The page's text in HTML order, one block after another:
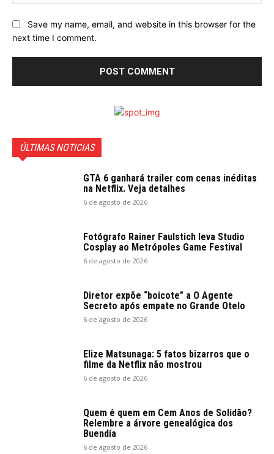
Save my name, email, and website in this browser for the
next time I comment.
ÚLTIMAS NOTICIAS
GTA 6 ganhará trailer com cenas inéditas
na Netflix. Veja detalhes
6 de agosto de 2026
Fotógrafo Rainer Faulstich leva Studio
Cosplay ao Metrópoles Game Festival
6 de agosto de 2026
Diretor expõe “boicote” a O Agente
Secreto após empate no Grande Otelo
6 de agosto de 2026
Elize Matsunaga: 5 fatos bizarros que o
filme da Netflix não mostrou
6 de agosto de 2026
Quem é quem em Cem Anos de Solidão?
Relembre a árvore genealógica dos
Buendía
6 de agosto de 2026